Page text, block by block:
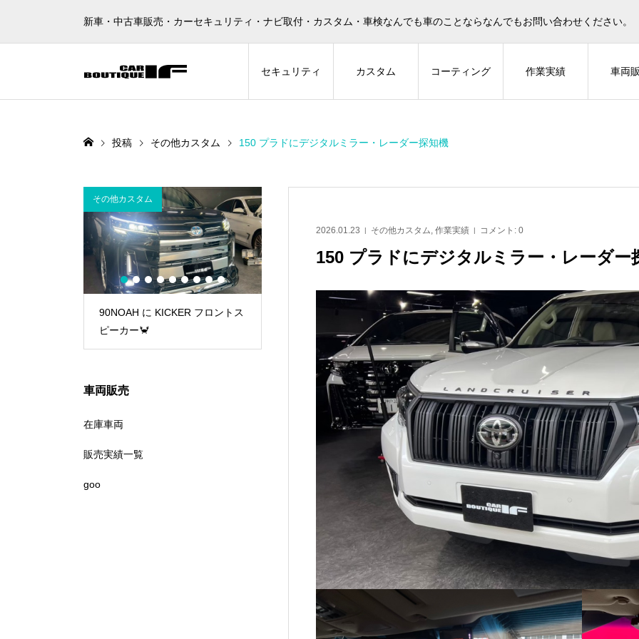
新車・中古車販売・カーセキュリティ・ナビ取付・カスタム・車検なんでも車のことならなんでもお問い合わせください。
セキュリティ カスタム コーティング 作業実績 車両
投稿 その他カスタム 150 プラドにデジタルミラー・レーダー探知機
2026.01.23 その他カスタム, 作業実績 コメント: 0
150 プラドにデジタルミラー・レーダー
90NOAH に KICKER フロントス
ピーカー🦀
その他カスタム
ランドクルーザー250 に IGLA2 80ハリアーにZ-GUARD
1 2 3 4 5 6 7 8 9
車両販売
在庫車両
販売実績一覧
goo